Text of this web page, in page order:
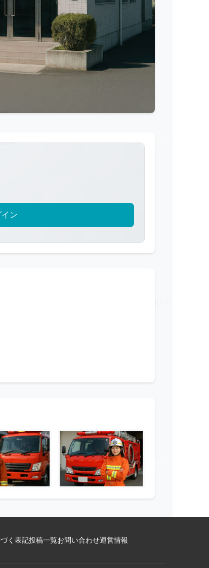
イン
く表記投稿一覧お問い合わせ運営情報